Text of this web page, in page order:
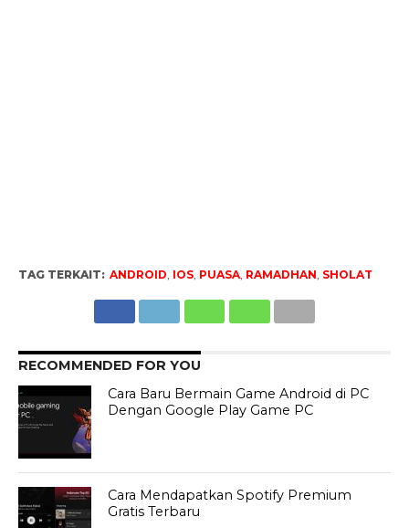
TAG TERKAIT: ANDROID, IOS, PUASA, RAMADHAN, SHOLAT
RECOMMENDED FOR YOU
Cara Baru Bermain Game Android di PC
Dengan Google Play Game PC
Cara Mendapatkan Spotify Premium
Gratis Terbaru